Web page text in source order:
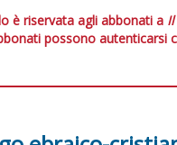
è riservata agli abbonati a
possono autenticarsi